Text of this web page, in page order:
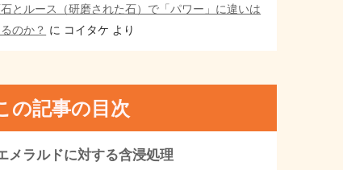
石とルース（研磨された石）で「パワー」に違いは
のか？ に コイタケ より
の記事の目次
メラルドに対する含浸処理